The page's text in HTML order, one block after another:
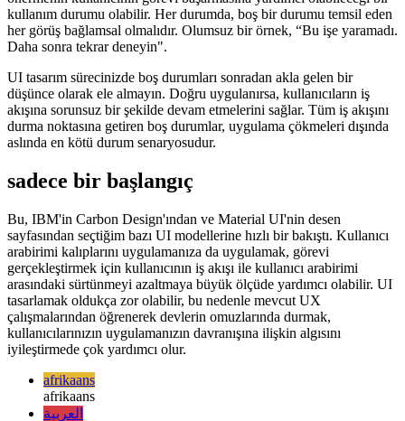
oluşturmak için çok yardımcı olabilir. Örneğin, bir kullanıcı bir şey
aradı ancak hiçbir şey bulamadı. Bu, farklı bir arama sorgusu
önermenin kullanıcının görevi başarmasına yardımcı olabileceği bir
her görüş bağlamsal olmalıdır. Olumsuz bir örnek, “Bu işe yaramadı.
Daha sonra tekrar deneyin".
UI tasarım sürecinizde boş durumları sonradan akla gelen bir
düşünce olarak ele almayın. Doğru uygulanırsa, kullanıcıların iş
durma noktasına getiren boş durumlar, uygulama çökmeleri dışında
aslında en kötü durum senaryosudur.
sadece bir başlangıç
Bu, IBM'in Carbon Design'ından ve Material UI'nin desen
sayfasından seçtiğim bazı UI modellerine hızlı bir bakıştı. Kullanıcı
arabirimi kalıplarını uygulamanıza da uygulamak, görevi
gerçekleştirmek için kullanıcının iş akışı ile kullanıcı arabirimi
arasındaki sürtünmeyi azaltmaya büyük ölçüde yardımcı olabilir. UI
tasarlamak oldukça zor olabilir, bu nedenle mevcut UX
kullanıcılarınızın uygulamanızın davranışına ilişkin algısını
iyileştirmede çok yardımcı olur.